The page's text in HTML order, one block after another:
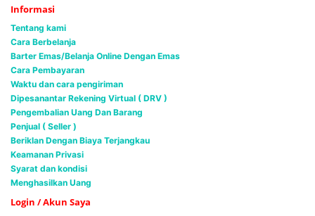
Informasi
Tentang kami
Cara Berbelanja
Barter Emas/Belanja Online Dengan Emas
Cara Pembayaran
Waktu dan cara pengiriman
Dipesanantar Rekening Virtual ( DRV )
Pengembalian Uang Dan Barang
Penjual ( Seller )
Beriklan Dengan Biaya Terjangkau
Keamanan Privasi
Syarat dan kondisi
Menghasilkan Uang
Login / Akun Saya